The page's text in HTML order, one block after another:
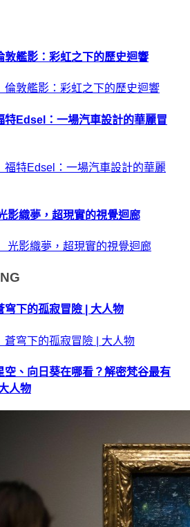
敦艦影：彩虹之下的歷史迴響
特Edsel：一場汽車設計的華麗冒
影織夢，超現實的視覺迴廊
穹下的孤寂冒險 | 大人物
空、向日葵在哪看？解密梵谷最有
人物